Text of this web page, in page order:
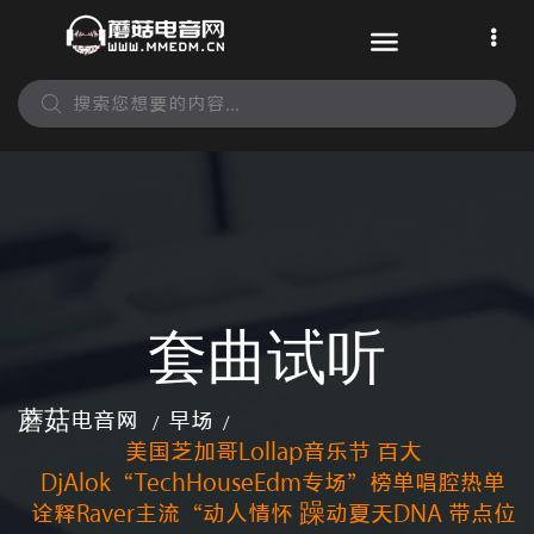
套曲试听
蘑菇电音网 / 早场 /
美国芝加哥Lollap音乐节 百大
DjAlok“TechHouseEdm专场”榜单唱腔热单
诠释Raver主流“动人情怀 躁动夏天DNA 带点位